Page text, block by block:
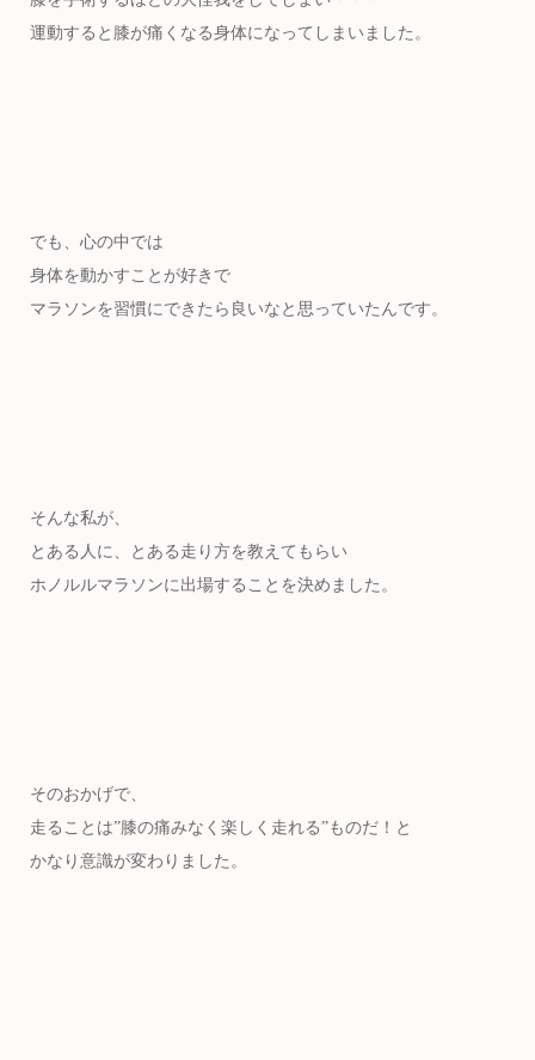
運動すると膝が痛くなる身体になってしまいました。
でも、心の中では
身体を動かすことが好きで
マラソンを習慣にできたら良いなと思っていたんです。
そんな私が、
とある人に、とある走り方を教えてもらい
ホノルルマラソンに出場することを決めました。
そのおかげで、
走ることは”膝の痛みなく楽しく走れる”ものだ！と
かなり意識が変わりました。